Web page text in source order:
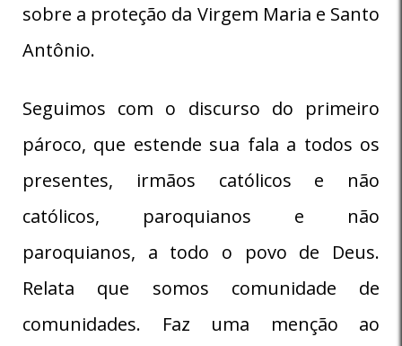
sobre a proteção da Virgem Maria e Santo
Antônio.
Seguimos com o discurso do primeiro
pároco, que estende sua fala a todos os
presentes, irmãos católicos e não
católicos, paroquianos e não
paroquianos, a todo o povo de Deus.
Relata que somos comunidade de
comunidades. Faz uma menção ao